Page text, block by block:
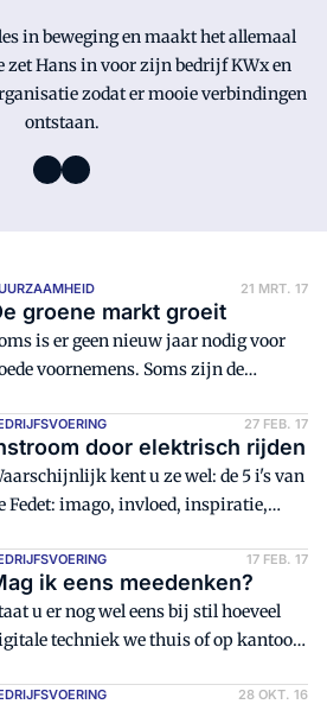
in beweging en maakt het allemaal
zet Hans in voor zijn bedrijf KWx en
zodat er mooie verbindingen
ontstaan.
21 MRT. 17
groene markt groeit
is er geen nieuw jaar nodig voor
voornemens. Soms zijn de
door in het oog springen. Een
geval van zo'n voornemen is de
beweging die Shell maakt
duurzame energie.
27 FEB. 17
door elektrisch rijden
kent u ze wel: de 5 i's van
Fedet: imago, invloed, inspiratie,
de Fedet zich wil onderscheiden.
die bepalend zijn voor de
van de elektrotechniek.
17 FEB. 17
ik eens meedenken?
u er nog wel eens bij stil hoeveel
techniek we thuis of op kantoor
28 OKT. 16